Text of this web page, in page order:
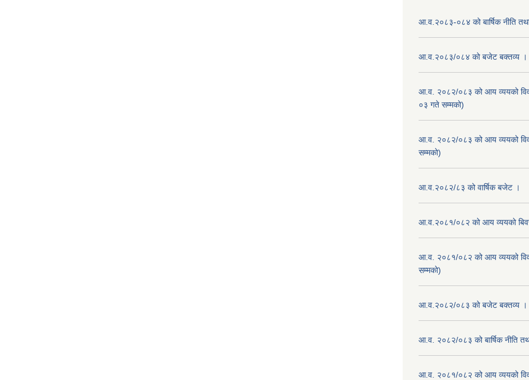
आ.व.२०८३-०८४ को बार्षिक नीति
आ.व.२०८३/०८४ को बजेट बक्तव्य ।
आ.व. २०८२/०८३ को आय व्ययको
०३ गते सम्मको)
आ.व. २०८२/०८३ को आय व्ययको
सम्मको)
आ.व.२०८२/८३ को वार्षिक बजेट ।
आ.व.२०८१/०८२ को आय व्ययको
आ.व. २०८१/०८२ को आय व्ययको
सम्मको)
आ.व.२०८२/०८३ को बजेट बक्तव्य ।
आ.व. २०८२/०८३ को बार्षिक नीति
आ.व. २०८१/०८२ को आय व्ययको